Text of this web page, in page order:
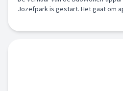
Jozefpark is gestart. Het gaat om